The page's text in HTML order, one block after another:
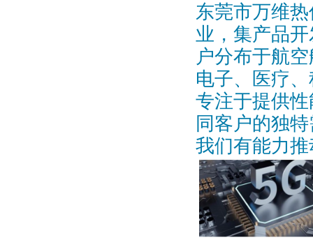
东莞市万维
业，集产品
户分布于航
电子、医疗
专注于提供
同客户的独
我们有能力